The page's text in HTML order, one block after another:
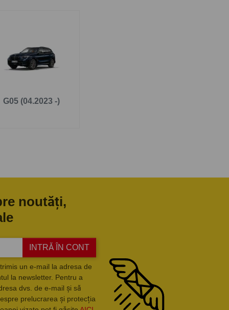
G05 (04.2023 -)
noutăți,
INTRĂ ÎN CONT
un e-mail la adresa de
la newsletter. Pentru a
dvs. de e-mail și să
prelucrarea și protecția